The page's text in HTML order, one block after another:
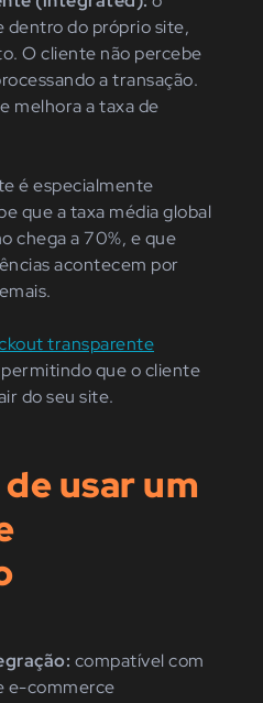
dentro do próprio site,
O cliente não percebe
a transação.
melhora a taxa de
é especialmente
que a taxa média global
chega a 70%, e que
acontecem por
transparente
que o cliente
do seu site.
usar um
compatível com
e-commerce